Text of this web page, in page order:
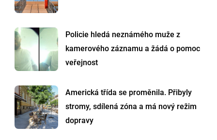
Policie hledá neznámého muže z
kamerového záznamu a žádá o pomoc
veřejnost
Americká třída se proměnila. Přibyly
stromy, sdílená zóna a má nový režim
dopravy